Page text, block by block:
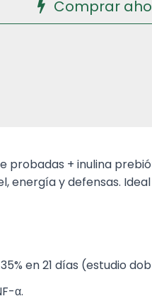
Comprar
probadas + inulina
energía y defensas.
en 21 días (estudio
α.